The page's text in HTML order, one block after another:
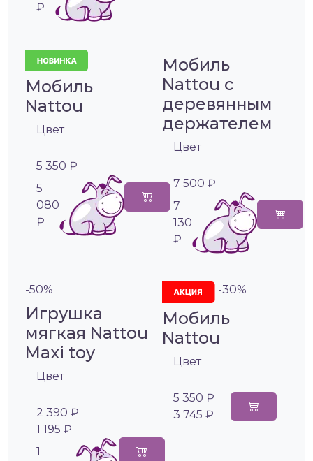
₽
Мобиль
Nattou
Цвет
5 350 ₽
5
080
₽
Мобиль
Nattou с
деревянным
держателем
Цвет
7 500 ₽
7
130
₽
-50%
Игрушка
мягкая Nattou
Maxi toy
Цвет
2 390 ₽
1 195 ₽
1
-30%
Мобиль
Nattou
Цвет
5 350 ₽
3 745 ₽